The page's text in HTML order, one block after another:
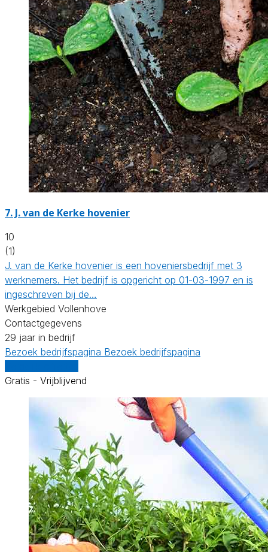
7. J. van de Kerke hovenier
10
(1)
J. van de Kerke hovenier is een hoveniersbedrijf met 3
werknemers. Het bedrijf is opgericht op 01-03-1997 en is
ingeschreven bij de…
Werkgebied Vollenhove
Contactgegevens
29 jaar in bedrijf
Bezoek bedrijfspagina Bezoek bedrijfspagina
Gratis - Vrijblijvend